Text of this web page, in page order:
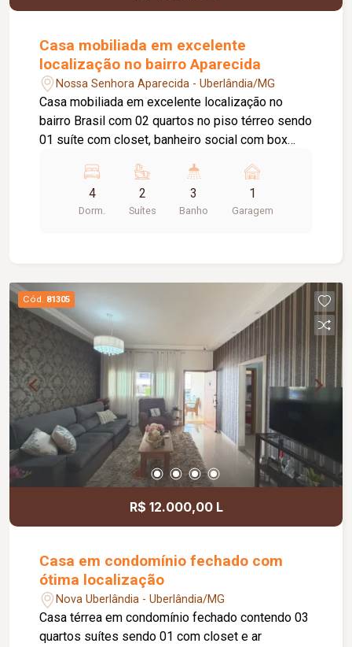
Casa mobiliada em excelente
localização no bairro Aparecida
Nossa Senhora Aparecida - Uberlândia/MG
Casa mobiliada em excelente localização no
bairro Brasil com 02 quartos no piso térreo sendo
01 suíte com closet, banheiro social com box
ampla/escritório, 02 quartos sendo 01 suíte com
sacada, cozinha toda planejada com armários,
geladeira, coifa e fogão, Sala de estar ampla com
eletrônico.
4
Dorm.
2
Suítes
3
Banho
1
Garagem
Cód. 81305
R$ 12.000,00 L
Casa em condomínio fechado com
ótima localização
Nova Uberlândia - Uberlândia/MG
Casa térrea em condomínio fechado contendo 03
quartos suítes sendo 01 com closet e ar